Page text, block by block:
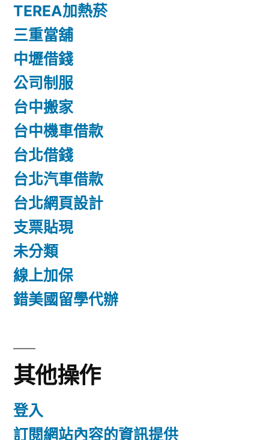
TEREA加熱菸
三重當舖
中壢借錢
公司制服
台中搬家
台中機車借款
台北借錢
台北汽車借款
台北網頁設計
支票貼現
未分類
線上加保
錯美國留學代辦
其他操作
登入
訂閱網站內容的資訊提供